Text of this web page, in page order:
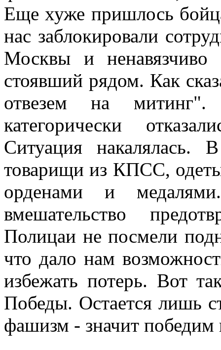
Еще хуже пришлось
нас заблокировали
Москвы и ненавязчиво
стоявший рядом. Как
отвезем на
категорически
Ситуация
товарищи из КПСС,
орденами и
вмешательство
Полицаи не посмели
что дало нам
избежать потерь. Вот
Победы. Остается лишь
фашизм - значит победим